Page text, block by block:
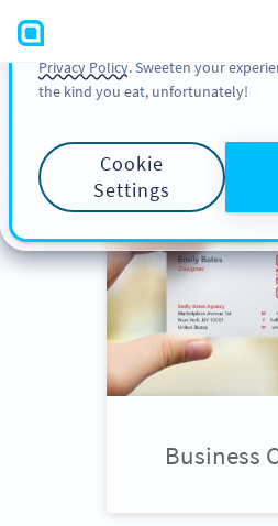
Scroll down
to
Business
You can also find more information
analytic activities and your rights in
Privacy Policy. Sweeten your
the kind you eat, unfortunately!
Cookie
Settings